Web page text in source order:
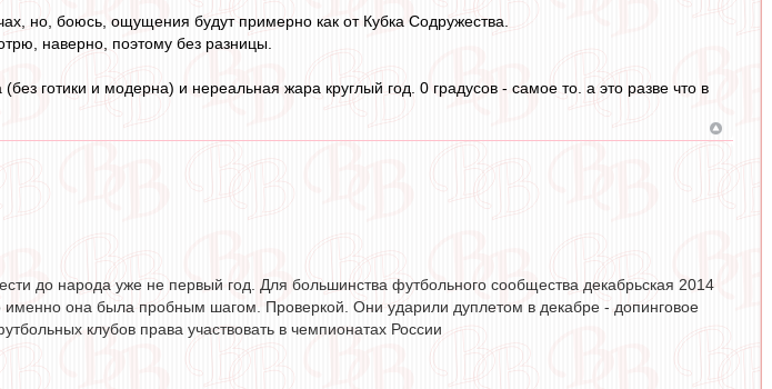
но, боюсь, ощущения будут примерно как от Кубка Содружества.
наверно, поэтому без разницы.
готики и модерна) и нереальная жара круглый год. 0 градусов - самое то. а это разве что в
до народа уже не первый год. Для большинства футбольного сообщества декабрьская 2014
она была пробным шагом. Проверкой. Они ударили дуплетом в декабре - допинговое
клубов права участвовать в чемпионатах России